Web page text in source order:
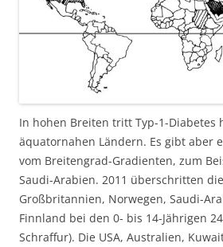
In hohen Breiten tritt Typ-1-Diabetes
äquatornahen Ländern. Es gibt aber
vom Breitengrad-Gradienten, zum
Saudi-Arabien. 2011 überschritten
Großbritannien, Norwegen, Saudi-
Finnland bei den 0- bis 14-Jährigen
Schraffur). Die USA, Australien,